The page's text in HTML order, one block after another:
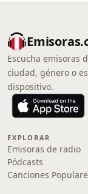
Escucha emisoras
ciudad, género o
dispositivo.
EXPLORAR
Emisoras de radio
Pódcasts
Canciones